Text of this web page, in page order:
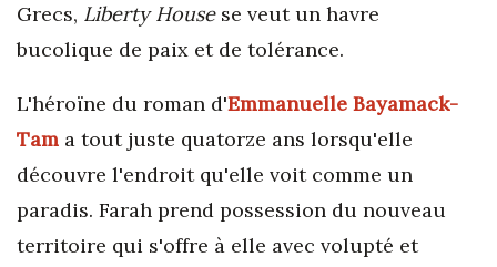
Grecs, Liberty Housese veut un havre
bucolique de paix et de tolérance.
L'héroïne du roman d'Emmanuelle Bayamack-
Tam a tout juste quatorze ans lorsqu'elle
découvre l'endroit qu'elle voit comme un
paradis. Farah prend possession du nouveau
territoire qui s'offre à elle avec volupté et